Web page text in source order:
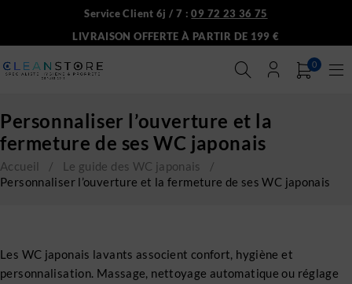
Service Client 6j / 7 :09 72 23 36 75
LIVRAISON OFFERTE À PARTIR DE 199 €
0
Personnaliser l’ouverture et la
fermeture de ses WC japonais
Accueil / Le guide des WC japonais
/
Personnaliser l’ouverture et la fermeture de ses WC japonais
Les WC japonais lavants associent confort, hygiène et
personnalisation. Massage, nettoyage automatique ou réglage